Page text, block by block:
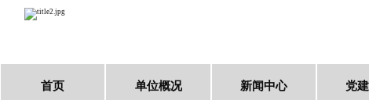
首页 单位概况 新闻中心 党